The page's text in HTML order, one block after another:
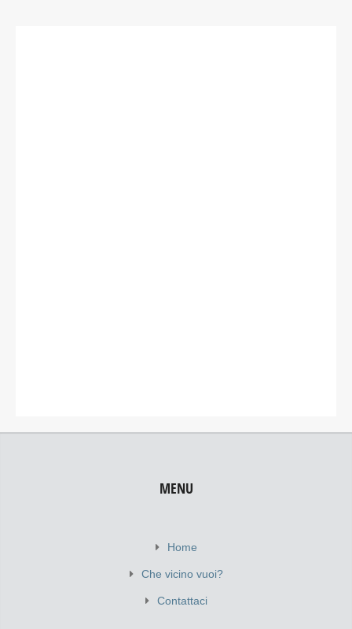
MENU
Home
Che vicino vuoi?
Contattaci